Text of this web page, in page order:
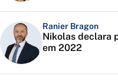
Ranier Bragon
Nikolas declara
em 2022